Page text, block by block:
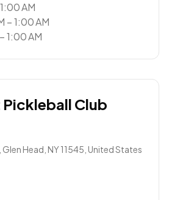
AM
– 1:00 AM
1:00 AM
Club
Glen Head, NY 11545, United States